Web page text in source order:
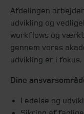
Afdelingen
udvikling og
workflows og
gennem vores
udvikling er i fokus.
Dine
Ledelse og